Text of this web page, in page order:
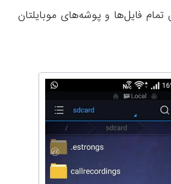
فایل‌ها و پوشه‌های موبایلتان